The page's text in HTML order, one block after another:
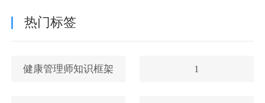
热门标签
健康管理师知识框架 1